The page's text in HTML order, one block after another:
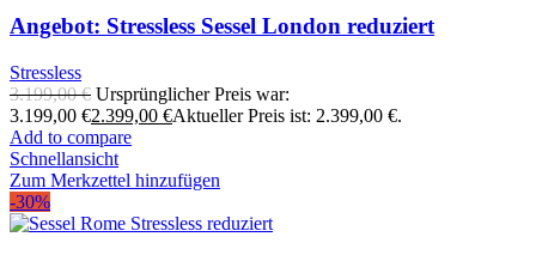
Angebot: Stressless Sessel London reduziert
Stressless
3.199,00€ Ursprünglicher Preis war:
3.199,00 €2.399,00 €Aktueller Preis ist: 2.399,00 €.
Add to compare
Schnellansicht
Zum Merkzettel hinzufügen
-30%